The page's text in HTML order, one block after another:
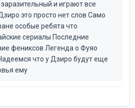
и играют все
это просто нет слов Само
особые ребята что
сериалы Последние
фениксов Легенда о Фуяо
что у Дзиро будут еще
ему